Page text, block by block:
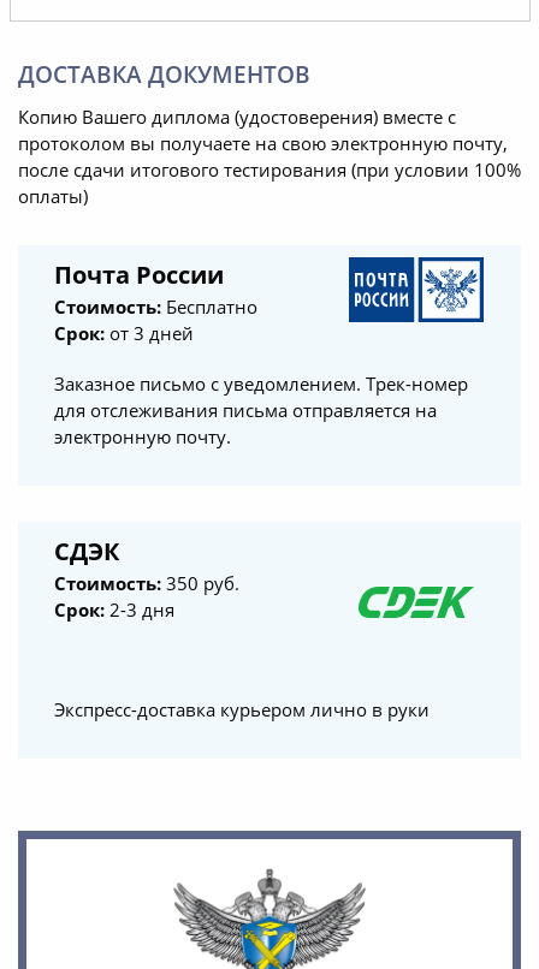
ДОСТАВКА ДОКУМЕНТОВ
Копию Вашего диплома (удостоверения) вместе с
протоколом вы получаете на свою электронную почту,
после сдачи итогового тестирования (при условии 100%
оплаты)
Почта России
Стоимость: Бесплатно
Срок: от 3 дней
Заказное письмо с уведомлением. Трек-номер
для отслеживания письма отправляется на
электронную почту.
СДЭК
Стоимость: 350 руб.
Срок: 2-3 дня
Экспресс-доставка курьером лично в руки